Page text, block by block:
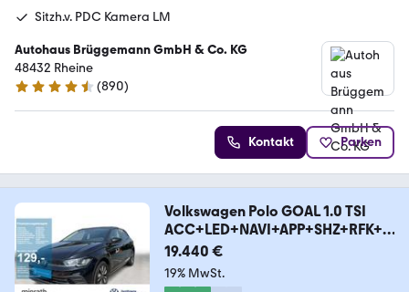
Sitzh.v. PDC Kamera LM
Autohaus Brüggemann GmbH & Co. KG
48432 Rheine
4.7 Sterne
(890)
Kontakt Parken
Volkswagen Polo GOAL 1.0 TSI
ACC+LED+NAVI+APP+SHZ+RFK+2
xPDC
19.440 €
19% MwSt.